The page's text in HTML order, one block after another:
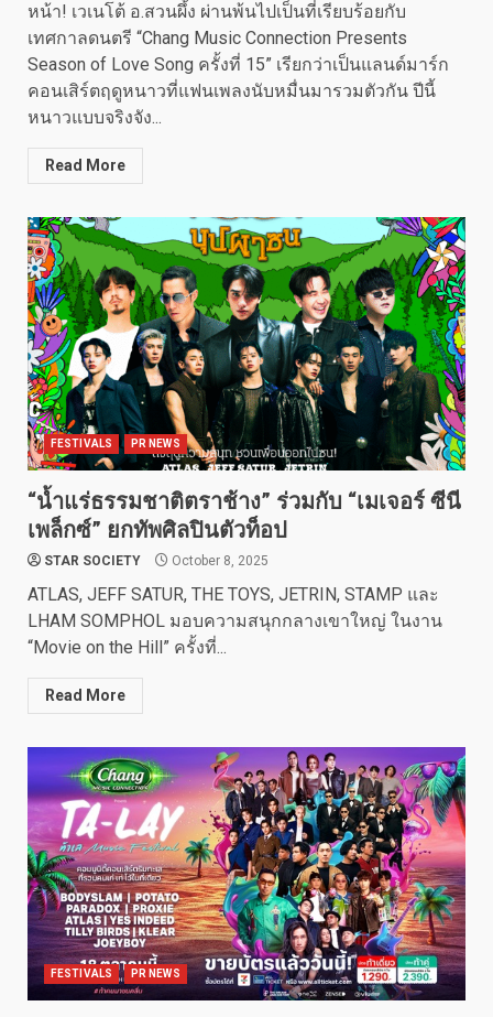
หน้า! เวเนโต้ อ.สวนผึ้ง ผ่านพ้นไปเป็นที่เรียบร้อยกับ
เทศกาลดนตรี “Chang Music Connection Presents
Season of Love Song ครั้งที่ 15” เรียกว่าเป็นแลนด์มาร์ก
คอนเสิร์ตฤดูหนาวที่แฟนเพลงนับหมื่นมารวมตัวกัน ปีนี้
หนาวแบบจริงจัง...
Read More
FESTIVALS PR NEWS
“น้ำแร่ธรรมชาติตราช้าง” ร่วมกับ “เมเจอร์ ซีนี
เพล็กซ์” ยกทัพศิลปินตัวท็อป
STAR SOCIETY October 8, 2025
ATLAS, JEFF SATUR, THE TOYS, JETRIN, STAMP และ
LHAM SOMPHOL มอบความสนุกกลางเขาใหญ่ ในงาน
“Movie on the Hill” ครั้งที่...
Read More
FESTIVALS PR NEWS